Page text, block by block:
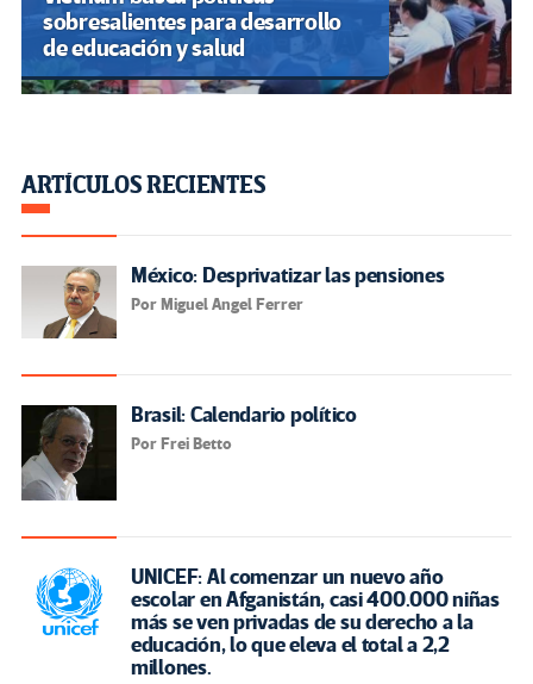
sobresalientes para desarrollo
de educación y salud
ARTÍCULOS RECIENTES
México: Desprivatizar las pensiones
Por Miguel Angel Ferrer
Brasil: Calendario político
Por Frei Betto
UNICEF: Al comenzar un nuevo año
escolar en Afganistán, casi 400.000 niñas
más se ven privadas de su derecho a la
educación, lo que eleva el total a 2,2
millones.